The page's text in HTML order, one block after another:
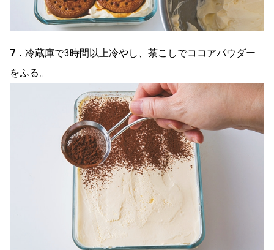
7． 冷蔵庫で3時間以上冷やし、茶こしでココアパウダー
をふる。